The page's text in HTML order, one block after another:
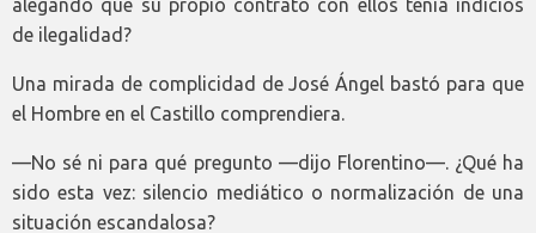
de ilegalidad?
Una mirada de complicidad de José Ángel bastó para que
el Hombre en el Castillo comprendiera.
—No sé ni para qué pregunto —dijo Florentino—. ¿Qué ha
sido esta vez: silencio mediático o normalización de una
situación escandalosa?